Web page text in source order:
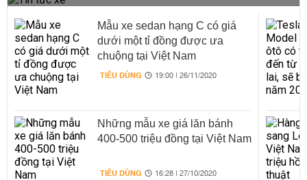
Mẫu xe sedan hạng C có giá
dưới một tỉ đồng được ưa
chuộng tại Việt Nam
TIÊU DÙNG 19:00 | 26/11/2020
Những mẫu xe giá lăn bánh
400-500 triệu đồng tại Việt Nam
TIÊU DÙNG 16:28 | 27/10/2020